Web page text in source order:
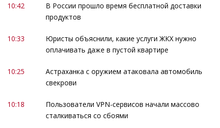
10:42
В России прошло время бесплатной доставки
продуктов
10:33
Юристы объяснили, какие услуги ЖКХ нужно
оплачивать даже в пустой квартире
10:25
Астраханка с оружием атаковала автомобиль
свекрови
10:18
Пользователи VPN-сервисов начали массово
сталкиваться со сбоями